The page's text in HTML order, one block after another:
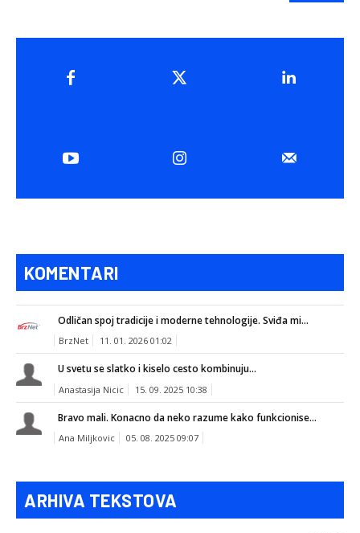
KOMENTARI
Odličan spoj tradicije i moderne tehnologije. Sviđa mi...
BrzNet 11. 01. 2026 01:02
U svetu se slatko i kiselo cesto kombinuju...
Anastasija Nicic 15. 09. 2025 10:38
Bravo mali. Konacno da neko razume kako funkcionise...
Ana Miljkovic 05. 08. 2025 09:07
ARHIVA TEKSTOVA